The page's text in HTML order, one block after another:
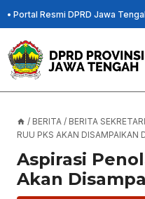
Skip
to
content
• Portal Resmi DPRD Jawa
/ BERITA / BERITA
RUU PKS AKAN DISAMPAIKAN
Aspirasi
Akan